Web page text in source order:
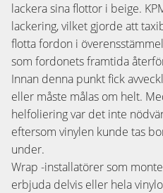
lackera sina flottor i beige.
lackering, vilket gjorde att
flotta fordon i
som fordonets framtida
Innan denna punkt fick
eller måste målas om helt.
helfoliering var det inte
eftersom vinylen kunde tas
under.
Wrap -installatörer som
erbjuda delvis eller hela